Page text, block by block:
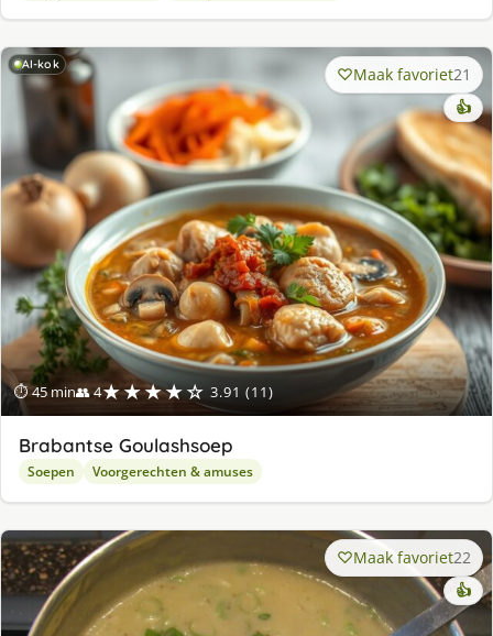
AI-kok
⏱ 45 min👥 4★★★★☆ 3.91 (11)
Maak favoriet21
👍
Brabantse Goulashsoep
Soepen Voorgerechten & amuses
Maak favoriet22
👍